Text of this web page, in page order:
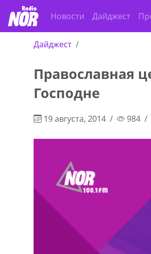
Новости Дайджест
Дайджест
Православная
Господне
19 августа, 2014 984
551 08 62
cдается в